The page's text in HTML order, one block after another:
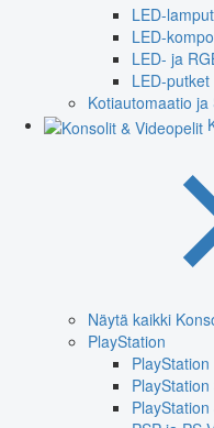
LED-
LED-
LED- ja
LED-putket
Kotiautomaatio
Näytä kaikki
PlayStation
PlayStation